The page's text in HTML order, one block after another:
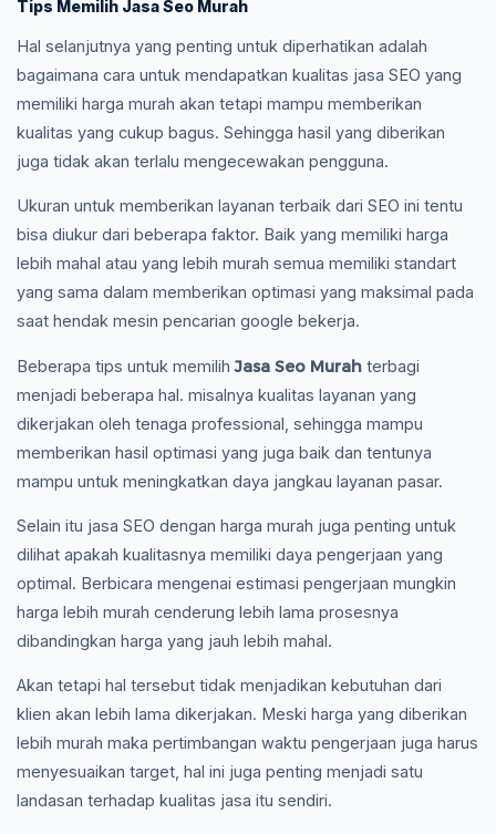
Tips Memilih Jasa Seo Murah
Hal selanjutnya yang penting untuk diperhatikan adalah
bagaimana cara untuk mendapatkan kualitas jasa SEO yang
memiliki harga murah akan tetapi mampu memberikan
kualitas yang cukup bagus. Sehingga hasil yang diberikan
juga tidak akan terlalu mengecewakan pengguna.
Ukuran untuk memberikan layanan terbaik dari SEO ini tentu
bisa diukur dari beberapa faktor. Baik yang memiliki harga
lebih mahal atau yang lebih murah semua memiliki standart
yang sama dalam memberikan optimasi yang maksimal pada
saat hendak mesin pencarian google bekerja.
Beberapa tips untuk memilihJasa Seo Murah terbagi
menjadi beberapa hal. misalnya kualitas layanan yang
dikerjakan oleh tenaga professional, sehingga mampu
memberikan hasil optimasi yang juga baik dan tentunya
mampu untuk meningkatkan daya jangkau layanan pasar.
Selain itu jasa SEO dengan harga murah juga penting untuk
dilihat apakah kualitasnya memiliki daya pengerjaan yang
optimal. Berbicara mengenai estimasi pengerjaan mungkin
harga lebih murah cenderung lebih lama prosesnya
dibandingkan harga yang jauh lebih mahal.
Akan tetapi hal tersebut tidak menjadikan kebutuhan dari
klien akan lebih lama dikerjakan. Meski harga yang diberikan
lebih murah maka pertimbangan waktu pengerjaan juga harus
menyesuaikan target, hal ini juga penting menjadi satu
landasan terhadap kualitas jasa itu sendiri.